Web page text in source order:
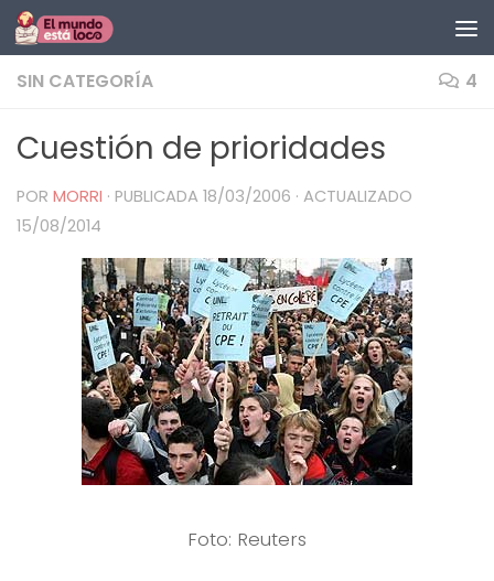
Saltar al contenido
SIN CATEGORÍA 4
Cuestión de prioridades
POR MORRI · PUBLICADA 18/03/2006 · ACTUALIZADO
15/08/2014
Foto: Reuters